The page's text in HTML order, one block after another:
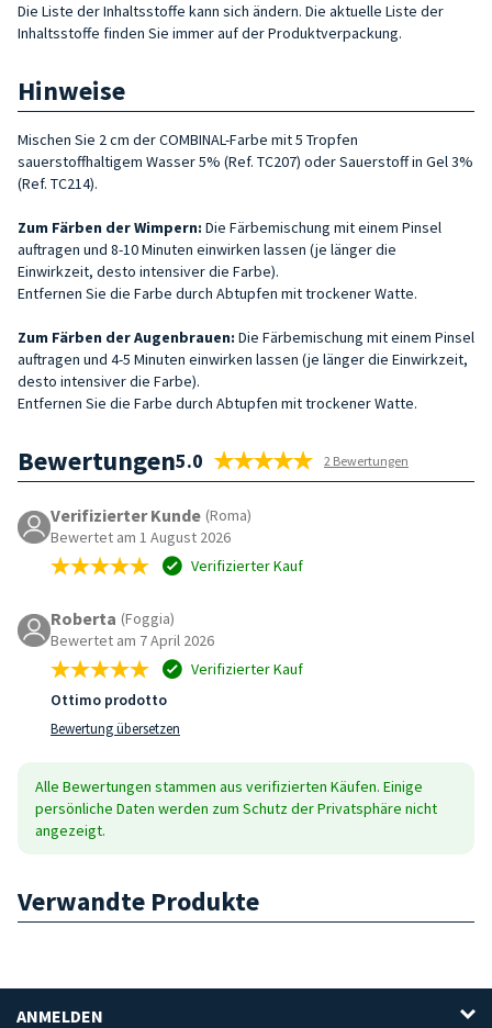
Die Liste der Inhaltsstoffe kann sich ändern. Die aktuelle Liste der
Inhaltsstoffe finden Sie immer auf der Produktverpackung.
Hinweise
Mischen Sie 2 cm der COMBINAL-Farbe mit 5 Tropfen
sauerstoffhaltigem Wasser 5% (Ref. TC207) oder Sauerstoff in Gel 3%
(Ref. TC214).
Zum Färben der Wimpern: Die Färbemischung mit einem Pinsel
auftragen und 8-10 Minuten einwirken lassen (je länger die
Einwirkzeit, desto intensiver die Farbe).
Entfernen Sie die Farbe durch Abtupfen mit trockener Watte.
Zum Färben der Augenbrauen: Die Färbemischung mit einem Pinsel
auftragen und 4-5 Minuten einwirken lassen (je länger die Einwirkzeit,
desto intensiver die Farbe).
Entfernen Sie die Farbe durch Abtupfen mit trockener Watte.
Bewertungen5.0 2 Bewertungen
Verifizierter Kunde (Roma)
Bewertet am 1 August 2026
Verifizierter Kauf
Roberta (Foggia)
Bewertet am 7 April 2026
Verifizierter Kauf
Ottimo prodotto
Bewertung übersetzen
Alle Bewertungen stammen aus verifizierten Käufen. Einige
persönliche Daten werden zum Schutz der Privatsphäre nicht
angezeigt.
Verwandte Produkte
ANMELDEN